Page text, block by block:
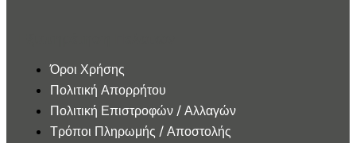
Όροι Χρήσης
Πολιτική Απορρήτου
Πολιτική Επιστροφών / Αλλαγών
Τρόποι Πληρωμής / Αποστολής